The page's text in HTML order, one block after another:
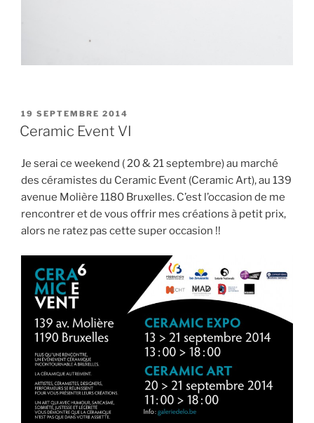
PUBLIÉ
LE
19 SEPTEMBRE 2014
Ceramic Event VI
Je serai ce weekend ( 20 & 21 septembre) au marché
des céramistes du Ceramic Event (Ceramic Art), au 139
avenue Molière 1180 Bruxelles. C’est l’occasion de me
rencontrer et de vous offrir mes créations à petit prix,
alors ne ratez pas cette super occasion !!